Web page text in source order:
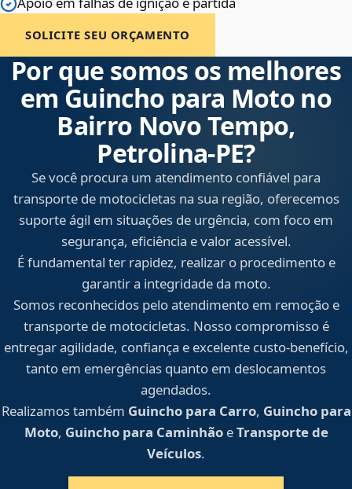
SOLICITE SEU ORÇAMENTO
Por que somos os melhores
em Guincho para Moto no
Bairro Novo Tempo,
Petrolina‑PE?
Se você procura um atendimento confiável para
transporte de motocicletas na sua região, oferecemos
suporte ágil em situações de urgência, com foco em
segurança, eficiência e valor acessível.
É fundamental ter rapidez, realizar o procedimento e
garantir a integridade da moto.
Somos reconhecidos pelo atendimento em remoção e
transporte de motocicletas. Nosso compromisso é
entregar agilidade, confiança e excelente custo-benefício,
tanto em emergências quanto em deslocamentos
agendados.
Realizamos também Guincho para Carro, Guincho para
Moto, Guincho para CaminhãoeTransporte de
Veículos.